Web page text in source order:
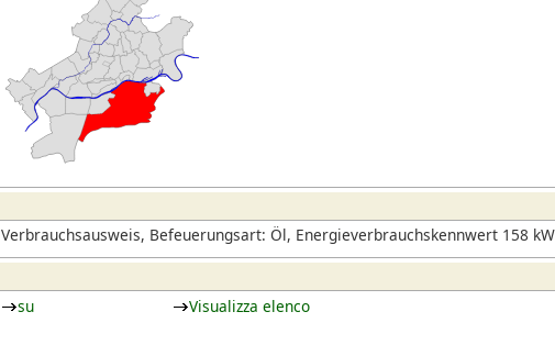
Verbrauchsausweis, Befeuerungsart: Öl, Energieverbrauchskennwert 158
su Visualizza elenco